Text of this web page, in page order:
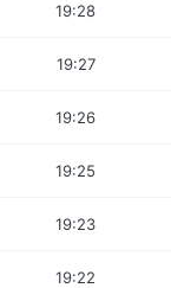
19:28
19:27
19:26
19:25
19:23
19:22